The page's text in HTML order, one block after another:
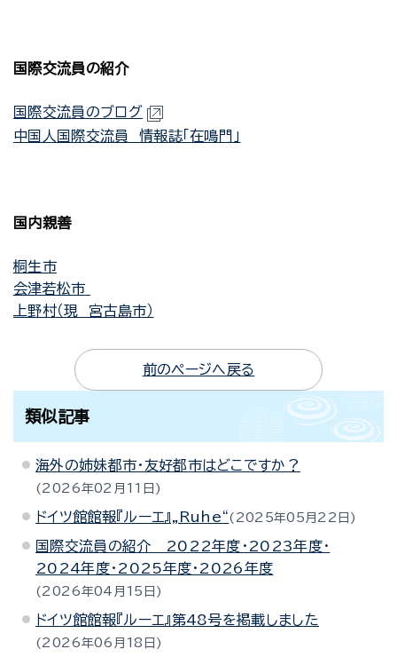
国際交流員の紹介
国際交流員のブログ
中国人国際交流員 情報誌「在鳴門」
国内親善
桐生市
会津若松市
上野村（現 宮古島市）
前のページへ戻る
類似記事
海外の姉妹都市・友好都市はどこですか？
2026年02月11日
ドイツ館館報『ルーエ』„Ruhe“ 2025年05月22日
国際交流員の紹介 2022年度・2023年度・
2024年度・2025年度・2026年度
2026年04月15日
ドイツ館館報『ルーエ』第48号を掲載しました
2026年06月18日